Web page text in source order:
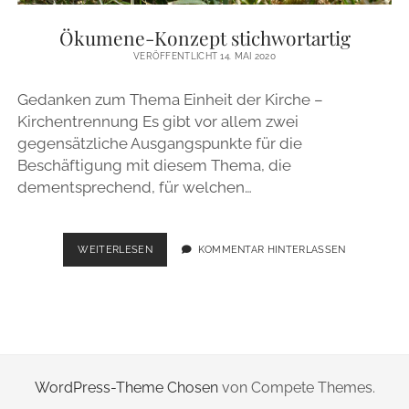
instagram
email
Ökumene-Konzept stichwortartig
VERÖFFENTLICHT 14. MAI 2020
Gedanken zum Thema Einheit der Kirche –
Kirchentrennung Es gibt vor allem zwei
gegensätzliche Ausgangspunkte für die
Beschäftigung mit diesem Thema, die
dementsprechend, für welchen…
WEITERLESENÖKUMENE-
KONZEPT
KOMMENTAR HINTERLASSEN
WordPress-Theme Chosenvon Compete Themes.